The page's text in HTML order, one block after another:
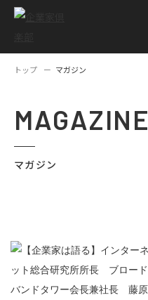
トップ マガジン
MAGAZINE
マガジン